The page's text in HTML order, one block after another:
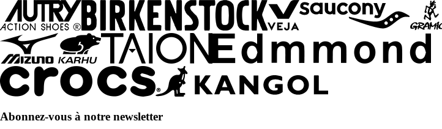
Abonnez-vous à notre newsletter